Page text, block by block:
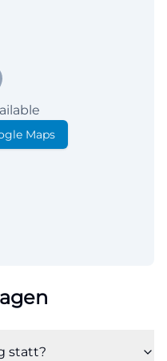
Maps
statt?